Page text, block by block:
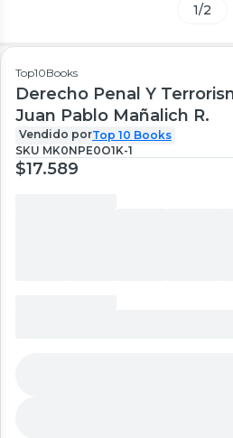
1/2
Top10Books
Derecho Penal Y
Juan Pablo Mañalich R.
Vendido porTop 10 Books
SKU MK0NPE0O1K-1
$17.589